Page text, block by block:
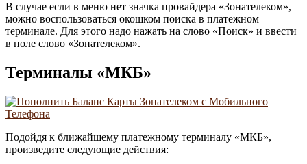
В случае если в меню нет значка провайдера «Зонателеком»,
можно воспользоваться окошком поиска в платежном
терминале. Для этого надо нажать на слово «Поиск» и ввести
в поле слово «Зонателеком».
Терминалы «МКБ»
Подойдя к ближайшему платежному терминалу «МКБ»,
произведите следующие действия: